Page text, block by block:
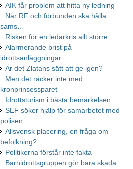
AIK får problem att hitta ny ledning
När RF och förbunden ska hålla
sams…
Risken för en ledarkris allt större
Alarmerande brist på
idrottsanläggningar
Är det Zlatans sätt att ge igen?
Men det räcker inte med
kronprinsessparet
Idrottsturism i bästa bemärkelsen
SEF söker hjälp för samarbetet med
polisen
Allsvensk placering, en fråga om
befolkning?
Politikerna förstår inte fakta
Barnidrottsgruppen gör bara skada